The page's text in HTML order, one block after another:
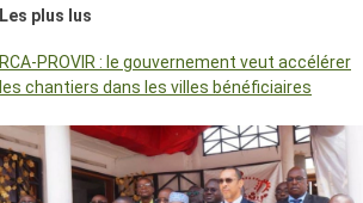
Les plus lus
RCA-PROVIR : le gouvernement veut accélérer
les chantiers dans les villes bénéficiaires